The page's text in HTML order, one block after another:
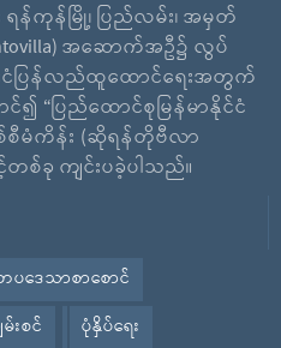
န်ကုန်မြို့၊ ပြည်လမ်း၊ အမှတ်
အဆောက်အဦ၌ လွပ်
င်ငံပြန်လည်ထူထောင်ရေးအတွက်
၍ “ပြည်ထောင်စုမြန်မာနိုင်ငံ
စီမံကိန်း (ဆိုရန်တိုဗီလာ
စ်ခု ကျင်းပခဲ့ပါသည်။
ဒေသာစာစောင်
းစင်
ပုံနှိပ်ရေး